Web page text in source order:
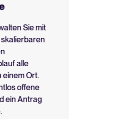
Sie mit
alle
einem Ort.
offene
ein Antrag